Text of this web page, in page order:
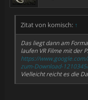
Zitat von komisch: ↑
Das liegt dann am
laufen VR Filme mit der
https://
zum-Download-
Vielleicht reicht es die